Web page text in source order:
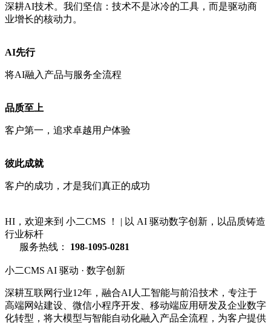
深耕AI技术。我们坚信：技术不是冰冷的工具，而是驱动商
业增长的核动力。
AI先行
将AI融入产品与服务全流程
品质至上
客户第一，追求卓越用户体验
彼此成就
客户的成功，才是我们真正的成功
HI，欢迎来到 小二CMS ！ | 以 AI 驱动数字创新，以品质铸造
行业标杆
服务热线：
198-1095-0281
小二CMS AI 驱动 · 数字创新
深耕互联网行业12年，融合AI人工智能与前沿技术，专注于
高端网站建设、微信小程序开发、移动端应用研发及企业数字
化转型，将大模型与智能自动化融入产品全流程，为客户提供